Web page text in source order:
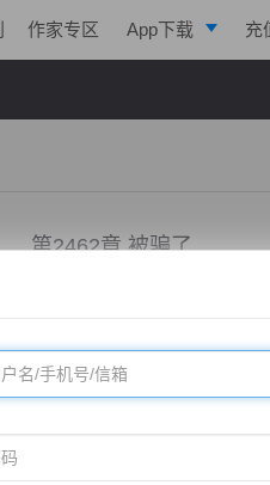
作家专区 App下载 充
第2462章 被骗了
，林枫在自己的世界中，
了时老。
。